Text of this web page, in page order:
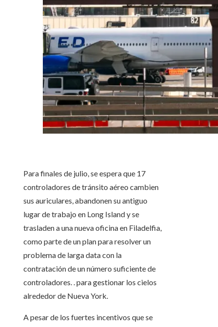
Para finales de julio, se espera que 17
controladores de tránsito aéreo cambien
sus auriculares, abandonen su antiguo
lugar de trabajo en Long Island y se
trasladen a una nueva oficina en Filadelfia,
como parte de un plan para resolver un
problema de larga data con la
contratación de un número suficiente de
controladores. . para gestionar los cielos
alrededor de Nueva York.
A pesar de los fuertes incentivos que se